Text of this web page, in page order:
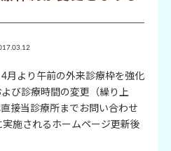
月より午前の外来診療枠を強化
び診療時間の変更（繰り上
接当診療所までお問い合わせ
実施されるホームページ更新後